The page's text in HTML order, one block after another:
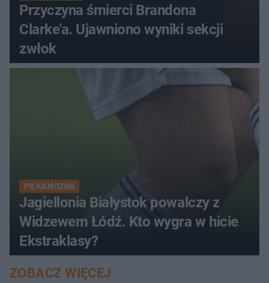
Przyczyna śmierci Brandona
Clarke'a. Ujawniono wyniki sekcji
zwłok
PIŁKA NOŻNA
Jagiellonia Białystok powalczy z
Widzewem Łódź. Kto wygra w hicie
Ekstraklasy?
ZOBACZ WIĘCEJ